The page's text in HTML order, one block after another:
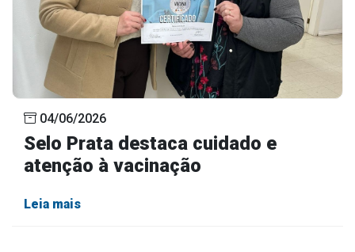
04/06/2026
Selo Prata destaca cuidado e
atenção à vacinação
Leia mais